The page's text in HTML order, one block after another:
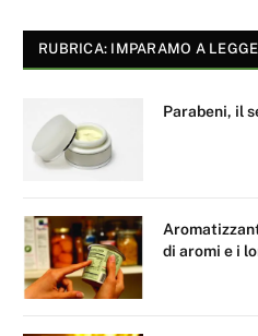
RUBRICA: IMPARAMO A
Parabeni, il
di aromi e i